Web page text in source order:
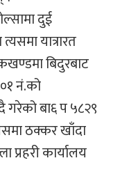
दुई
यात्रारत
बिदुरबाट
नं.को
गरेको बा६ प ५८२९
ठक्कर खाँदा
कार्यालय